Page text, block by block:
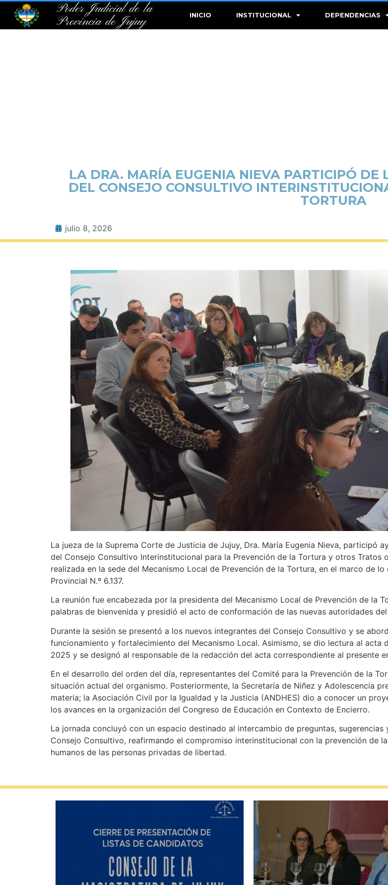
Poder Judicial de la
Provincia de Jujuy
INICIO INSTITUCIONAL DEPENDENCIAS
LA DRA. MARÍA EUGENIA NIEVA PARTICIPÓ DE
DEL CONSEJO CONSULTIVO
TORTURA
julio 8, 2026
La jueza de la Suprema Corte de Justicia de Jujuy, Dra. María Eugenia Nieva, participó
del Consejo Consultivo Interinstitucional para la Prevención de la Tortura y otros Tratos
realizada en la sede del Mecanismo Local de Prevención de la Tortura, en el marco de
Provincial N.º 6.137.
La reunión fue encabezada por la presidenta del Mecanismo Local de Prevención de la
palabras de bienvenida y presidió el acto de conformación de las nuevas autoridades
Durante la sesión se presentó a los nuevos integrantes del Consejo Consultivo y se
funcionamiento y fortalecimiento del Mecanismo Local. Asimismo, se dio lectura al acta
2025 y se designó al responsable de la redacción del acta correspondiente al presente
En el desarrollo del orden del día, representantes del Comité para la Prevención de la
situación actual del organismo. Posteriormente, la Secretaría de Niñez y Adolescencia
materia; la Asociación Civil por la Igualdad y la Justicia (ANDHES) dio a conocer un
los avances en la organización del Congreso de Educación en Contexto de Encierro.
La jornada concluyó con un espacio destinado al intercambio de preguntas,
Consejo Consultivo, reafirmando el compromiso interinstitucional con la prevención de
humanos de las personas privadas de libertad.